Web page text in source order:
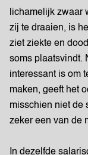
lichamelijk zwaar
zij te draaien, is
ziet ziekte en
soms plaatsvindt.
interessant is om
maken, geeft het
misschien niet de
zeker een van de
In dezelfde